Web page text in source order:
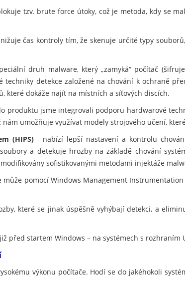
tzv. brute force útoky, což je metoda, kdy se
čas kontroly tím, že skenuje určité typy
druh malware, který „zamyká“ počítač
techniky detekce založené na chování k ochraně
které dokáže najít na místních a síťových discích.
produktu jsme integrovali podporu hardwarové
umožňuje využívat modely strojového učení,
(HIPS)- nabízí lepší nastavení a kontrolu
a detekuje hrozby na základě chování
sofistikovanými metodami injektáže
může pomocí Windows Management
které se jinak úspěšně vyhýbají detekci, a
před startem Windows – na systémech s rozhraním
výkonu počítače. Hodí se do jakéhokoli